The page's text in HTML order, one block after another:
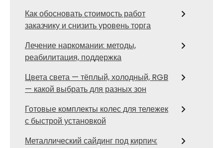
Как обосновать стоимость работ
заказчику и снизить уровень торга
Лечение наркомании: методы,
реабилитация, поддержка
Цвета света — тёплый, холодный, RGB
— какой выбрать для разных зон
Готовые комплекты колес для тележек
с быстрой установкой
Металлический сайдинг под кирпич: